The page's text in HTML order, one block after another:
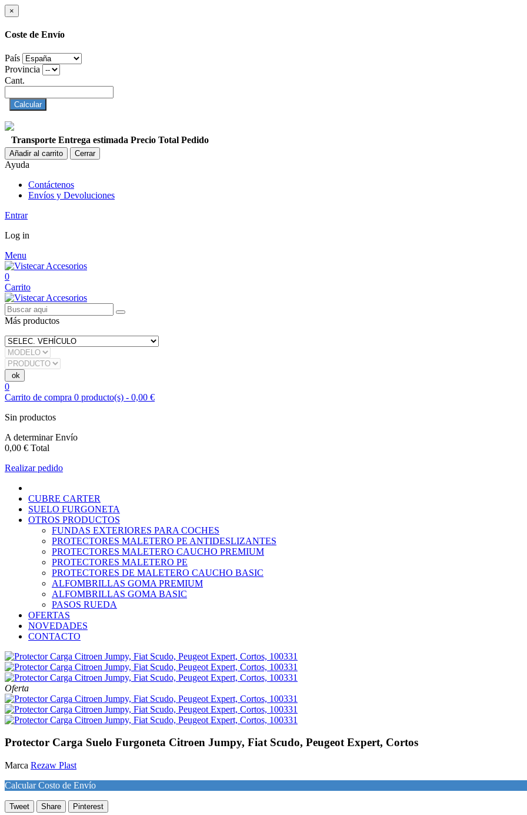
×
Coste de Envío
País
Provincia
Cant.
Calcular
Transporte Entrega estimada Precio Total Pedido
Añadir al carrito Cerrar
Ayuda
Contáctenos
Envíos y Devoluciones
Entrar
Log in
Menu
0
Carrito
Más productos
0
Carrito de compra 0 producto(s) - 0,00 €
Sin productos
A determinarEnvío
0,00 € Total
Realizar pedido
CUBRE CARTER
SUELO FURGONETA
OTROS PRODUCTOS
FUNDAS EXTERIORES PARA COCHES
PROTECTORES MALETERO PE ANTIDESLIZANTES
PROTECTORES MALETERO CAUCHO PREMIUM
PROTECTORES MALETERO PE
PROTECTORES DE MALETERO CAUCHO BASIC
ALFOMBRILLAS GOMA PREMIUM
ALFOMBRILLAS GOMA BASIC
PASOS RUEDA
OFERTAS
NOVEDADES
CONTACTO
Oferta
Protector Carga Suelo Furgoneta Citroen Jumpy, Fiat Scudo, Peugeot Expert, Cortos
Marca Rezaw Plast
Calcular Costo de Envío
Tweet Share Pinterest